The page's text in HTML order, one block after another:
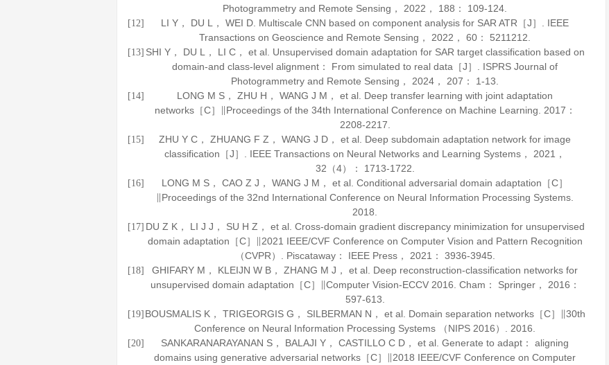
Photogrammetry and Remote Sensing ， 2022 ， 188 ： 109-124.
[12] LI Y， DU L， WEI D. Multiscale CNN based on component analysis for SAR ATR［J］. IEEE
Transactions on Geoscience and Remote Sensing ， 2022 ， 60 ： 5211212.
[13] SHI Y， DU L， LI C， et al. Unsupervised domain adaptation for SAR target classification based on
domain-and class-level alignment： From simulated to real data［J］. ISPRS Journal of
Photogrammetry and Remote Sensing ， 2024 ， 207 ： 1-13.
[14]
LONG M S， ZHU H， WANG J M， et al. Deep transfer learning with joint adaptation
networks［C］∥Proceedings of the 34th International Conference on Machine Learning. 2017 ：
2208-2217.
[15]
ZHU Y C， ZHUANG F Z， WANG J D， et al. Deep subdomain adaptation network for image
classification［J］. IEEE Transactions on Neural Networks and Learning Systems ， 2021 ，
32 （4）： 1713-1722.
[16]
LONG M S， CAO Z J， WANG J M， et al. Conditional adversarial domain adaptation［C］
∥Proceedings of the 32nd International Conference on Neural Information Processing Systems.
2018
[17] DU Z K， LI J J， SU H Z， et al. Cross-domain gradient discrepancy minimization for unsupervised
domain adaptation［C］∥2021 IEEE/CVF Conference on Computer Vision and Pattern Recognition
（CVPR）. Piscataway： IEEE Press， 2021 ： 3936-3945.
[18]
GHIFARY M， KLEIJN W B， ZHANG M J， et al. Deep reconstruction-classification networks for
unsupervised domain adaptation［C］∥Computer Vision-ECCV 2016. Cham： Springer， 2016 ：
597-613.
[19] BOUSMALIS K， TRIGEORGIS G， SILBERMAN N， et al. Domain separation networks［C］∥30th
Conference on Neural Information Processing Systems （NIPS 2016）. 2016
[20]
SANKARANARAYANAN S， BALAJI Y， CASTILLO C D， et al. Generate to adapt： aligning
domains using generative adversarial networks［C］∥2018 IEEE/CVF Conference on Computer